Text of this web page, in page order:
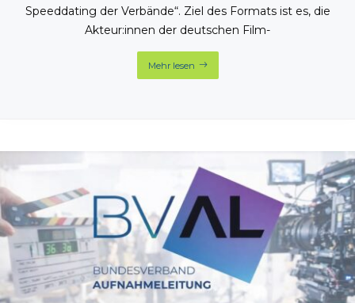
Speeddating der Verbände“. Ziel des Formats ist es, die
Akteur:innen der deutschen Film-
Mehr lesen